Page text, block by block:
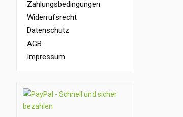
Zahlungsbedingungen
Widerrufsrecht
Datenschutz
AGB
Impressum